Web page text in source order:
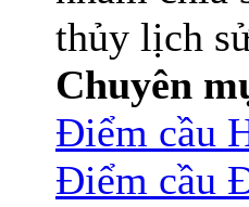
thủy lịch
Chuyên
Điểm cầu
Điểm cầu